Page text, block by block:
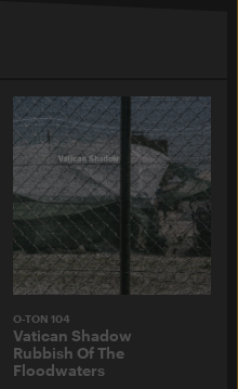
O-TON 104
Vatican Shadow
Rubbish Of The
Floodwaters